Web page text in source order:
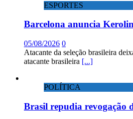
ESPORTES
Barcelona anuncia
05/08/2026 0
Atacante da seleção brasileira
atacante brasileira [...]
POLÍTICA
Brasil repudia revogação